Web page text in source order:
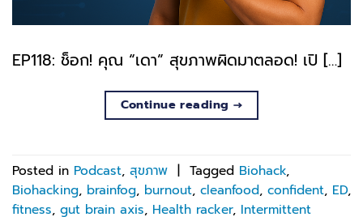
EP118: ช็อก! คุณ “เดา” สุขภาพผิดมาตลอด! เปิ […]
Continue reading →
Posted in Podcast, สุขภาพ | Tagged Biohack,
Biohacking, brainfog, burnout, cleanfood, confident, ED,
fitness, gut brain axis, Health racker, Intermittent